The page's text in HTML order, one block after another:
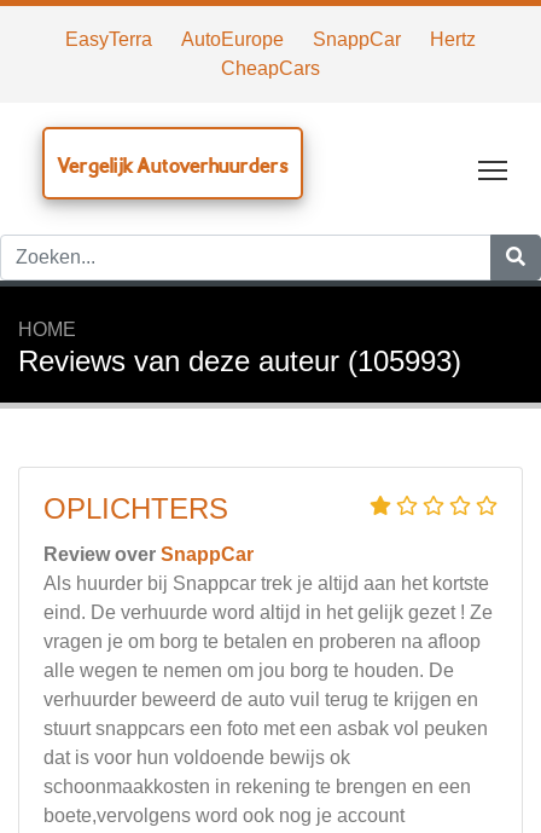
EasyTerra AutoEurope SnappCar
Hertz
CheapCars
Vergelijk Autoverhuurders
HOME
Reviews van deze auteur (105993)
OPLICHTERS
Review over SnappCar
Als huurder bij Snappcar trek je altijd aan het kortste
eind. De verhuurde word altijd in het gelijk gezet ! Ze
vragen je om borg te betalen en proberen na afloop
alle wegen te nemen om jou borg te houden. De
verhuurder beweerd de auto vuil terug te krijgen en
stuurt snappcars een foto met een asbak vol peuken
dat is voor hun voldoende bewijs ok
schoonmaakkosten in rekening te brengen en een
boete,vervolgens word ook nog je account